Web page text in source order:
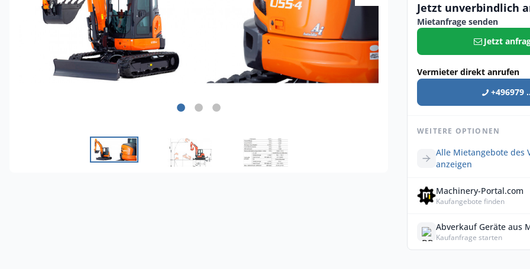
Jetzt unverbindlich
Mietanfrage senden
Jetzt
Vermieter direkt anrufen
+496979
WEITERE OPTIONEN
Alle Mietangebote des
anzeigen
Machinery-Portal.com
Kaufangebote finden
Abverkauf Geräte aus
Kaufanfrage starten